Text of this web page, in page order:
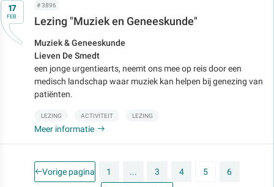
Op17
FEB
# 3896
Lezing "Muziek en Geneeskunde"
Muziek & Geneeskunde
Lieven De Smedt
een jonge urgentiearts, neemt ons mee op reis door een
medisch landschap waar muziek kan helpen bij genezing van
patiënten.
LEZING ACTIVITEIT LEZING
Meer informatie
Vorige pagina 1 ... 3 4 5 6